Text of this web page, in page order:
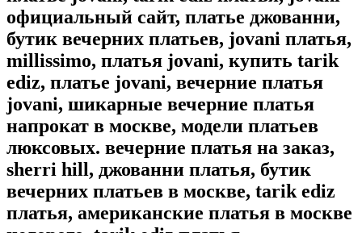
официальный сайт, платье джованни,
бутик вечерних платьев, jovani платья,
millissimo, платья jovani, купить tarik
ediz, платье jovani, вечерние платья
jovani, шикарные вечерние платья
напрокат в москве, модели платьев
люксовых. вечерние платья на заказ,
sherri hill, джованни платья, бутик
вечерних платьев в москве, tarik ediz
платья, американские платья в москве